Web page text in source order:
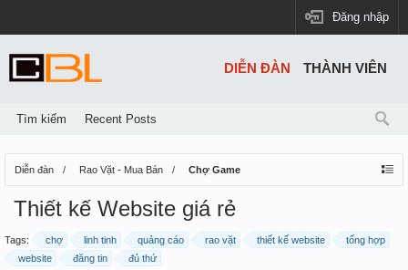
Đăng nhập
Diễn đàn Rao Vặt - Mua Bán Chợ Game
Thiết kế Website giá rẻ
Tags: chợ linh tinh quảng cáo rao vặt thiết kế website
tổng hợp
website
đăng tin đủ thứ
DIỄN ĐÀN
Tìm kiếm Recent Posts
THÀNH VIÊN